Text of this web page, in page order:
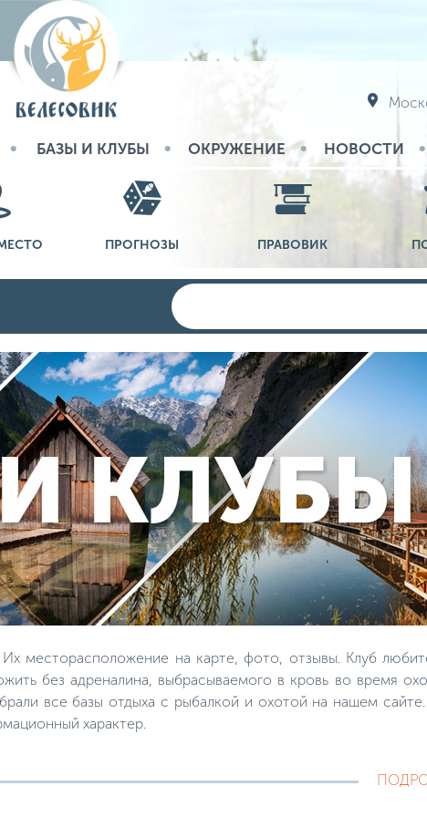
БАЗЫ И КЛУБЫ ОКРУЖЕНИЕ НОВОСТИ
ПРОГНОЗЫ ПРАВОВИК
месторасположение на карте, фото, отзывы. Клуб
без адреналина, выбрасываемого в кровь во время
все базы отдыха с рыбалкой и охотой на нашем
характер.